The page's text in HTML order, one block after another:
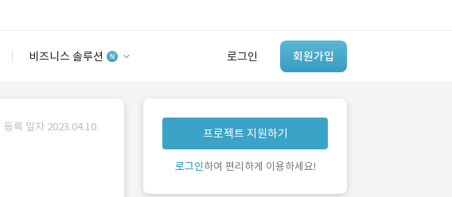
비즈니스 솔루션 로그인 회원가입
안심 코드 케어
유사사례 검색 AI
‘이런 거’ 만들어본
개발 회사 있어?
등록 일자 2023.04.10. 프로젝트 지원하기
로그인하여 편리하게 이용하세요!